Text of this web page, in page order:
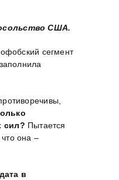
США.
сегмент
сил? Пытается
она –
в